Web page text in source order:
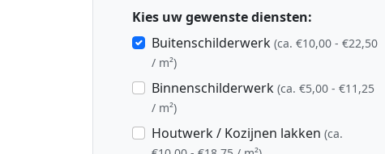
Kies uw gewenste diensten:
Buitenschilderwerk (ca. €10,00 - €22,50
/ m²)
Binnenschilderwerk (ca. €5,00 - €11,25
/ m²)
Houtwerk / Kozijnen lakken (ca.